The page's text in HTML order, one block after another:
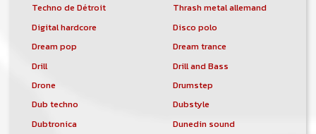
Techno de Détroit
Thrash metal allemand
Digital hardcore
Disco polo
Dream pop
Dream trance
Drill
Drill and Bass
Drone
Drumstep
Dub techno
Dubstyle
Dubtronica
Dunedin sound